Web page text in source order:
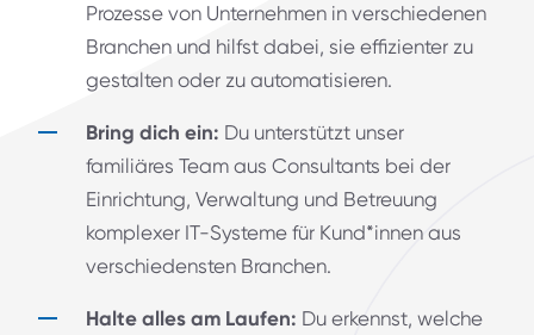
Prozesse von Unternehmen in verschiedenen
Branchen und hilfst dabei, sie effizienter zu
gestalten oder zu automatisieren.
Bring dich ein: Du unterstützt unser
familiäres Team aus Consultants bei der
Einrichtung, Verwaltung und Betreuung
komplexer IT-Systeme für Kund*innen aus
verschiedensten Branchen.
Halte alles am Laufen: Du erkennst, welche